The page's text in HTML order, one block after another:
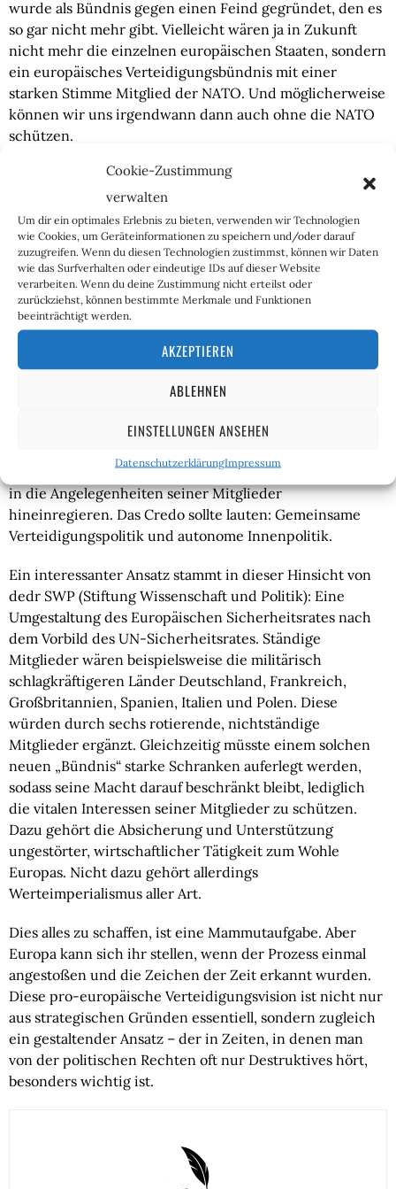
Cookie-Zustimmung
verwalten
Um dir ein optimales Erlebnis zu bieten, verwenden wir Technologien
wie Cookies, um Geräteinformationen zu speichern und/oder darauf
zuzugreifen. Wenn du diesen Technologien zustimmst, können wir Daten
wie das Surfverhalten oder eindeutige IDs auf dieser Website
verarbeiten. Wenn du deine Zustimmung nicht erteilst oder
zurückziehst, können bestimmte Merkmale und Funktionen
beeinträchtigt werden.
AKZEPTIEREN
ABLEHNEN
EINSTELLUNGEN ANSEHEN
DatenschutzerklärungImpressum
wurde als Bündnis gegen einen Feind gegründet, den es
so gar nicht mehr gibt. Vielleicht wären ja in Zukunft
nicht mehr die einzelnen europäischen Staaten, sondern
ein europäisches Verteidigungsbündnis mit einer
starken Stimme Mitglied der NATO. Und möglicherweise
können wir uns irgendwann dann auch ohne die NATO
schützen.
nicht nur vonseiten der politischen Rechten. Zahlreiche
andere politische Lager berühren das Thema und
schlagen die unterschiedlichsten Lösungsansätze vor.
Also wie könnte sich ein patriotischer Ansatz von von
anderen politischen Kräfte abgrenzen?
Die Antwort ist für viele schmerzhaft, aber simpel: Wir
dürfen nicht auf die EU setzen, was zwei Gründe hat:.
Erstens, verzichtete man auf Unterstützung
Großbritanniens, neben Frankreich das militärisch
mächtigste Land Europas. Zweitens, ist die EU aufgrund
sicherheitspolitisch nahezu handlungsunfähig. Ein
wesentlichen Punkte beschränken und ansonsten nicht
in die Angelegenheiten seiner Mitglieder
hineinregieren. Das Credo sollte lauten: Gemeinsame
Verteidigungspolitik und autonome Innenpolitik.
Ein interessanter Ansatz stammt in dieser Hinsicht von
dedr SWP (Stiftung Wissenschaft und Politik): Eine
Umgestaltung des Europäischen Sicherheitsrates nach
dem Vorbild des UN-Sicherheitsrates. Ständige
Mitglieder wären beispielsweise die militärisch
schlagkräftigeren Länder Deutschland, Frankreich,
Großbritannien, Spanien, Italien und Polen. Diese
würden durch sechs rotierende, nichtständige
Mitglieder ergänzt. Gleichzeitig müsste einem solchen
neuen „Bündnis“ starke Schranken auferlegt werden,
sodass seine Macht darauf beschränkt bleibt, lediglich
die vitalen Interessen seiner Mitglieder zu schützen.
Dazu gehört die Absicherung und Unterstützung
ungestörter, wirtschaftlicher Tätigkeit zum Wohle
Europas. Nicht dazu gehört allerdings
Werteimperialismus aller Art.
Dies alles zu schaffen, ist eine Mammutaufgabe. Aber
Europa kann sich ihr stellen, wenn der Prozess einmal
angestoßen und die Zeichen der Zeit erkannt wurden.
Diese pro-europäische Verteidigungsvision ist nicht nur
aus strategischen Gründen essentiell, sondern zugleich
ein gestaltender Ansatz – der in Zeiten, in denen man
von der politischen Rechten oft nur Destruktives hört,
besonders wichtig ist.